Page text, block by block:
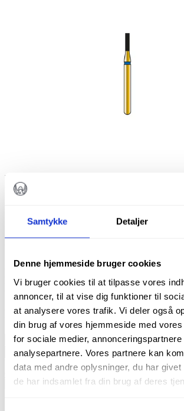
Samtykke Detaljer
Denne hjemmeside bruger cookies
Vi bruger cookies til at tilpasse vores
annoncer, til at vise dig funktioner til
at analysere vores trafik. Vi deler også
din brug af vores hjemmeside med
for sociale medier, annonceringspartnere
analysepartnere. Vores partnere kan
data med andre oplysninger, du har
de har indsamlet fra din brug af deres
DIAMANT
DIATECH G835/
kr.96,00
Diatech diamantbor
Pakke m. 5 stk.
På lager
Diamant
Cylinder
Diatech
G835/010
antal
TILFØJ TIL KURV
Varenummer (SKU): 60032005 Kategorier: Bor
Cylindriske diamantbor, Dentoriums udvalgte